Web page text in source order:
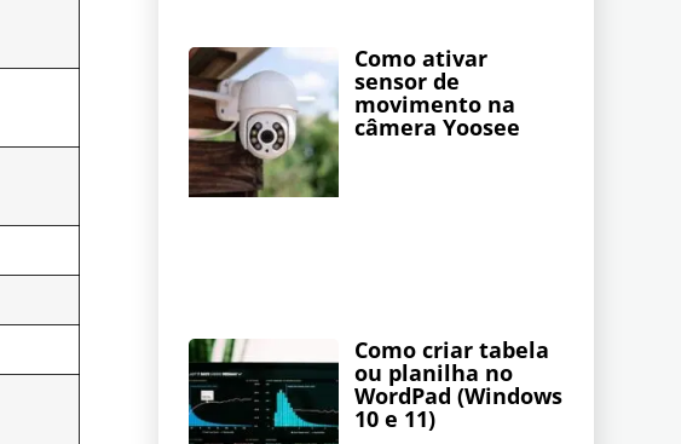
Como ativar
sensor de
movimento na
câmera Yoosee
Como criar tabela
ou planilha no
WordPad (Windows
10 e 11)